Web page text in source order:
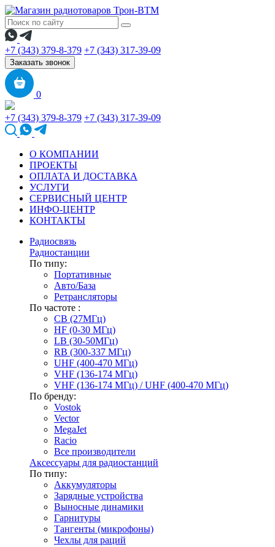
+7 (343) 379-8-379 +7 (343) 317-39-09
Заказать звонок
0
+7 (343) 379-8-379 +7 (343) 317-39-09
О КОМПАНИИ
ПРОЕКТЫ
ОПЛАТА И ДОСТАВКА
УСЛУГИ
СЕРВИСНЫЙ ЦЕНТР
ИНФО-ЦЕНТР
КОНТАКТЫ
Радиосвязь
Радиостанции
По типу:
Портативные
Авто/База
Ретрансляторы
По частоте :
CB (27МГц)
HF (0-30 МГц)
LB (30-50МГц)
RB (300-337 МГц)
UHF (400-470 МГц)
VHF (136-174 МГц)
VHF (136-174 МГц) / UHF (400-470 МГц)
По бренду:
Vostok
Vector
MegaJet
Racio
Все производители
Аксессуары для радиостанций
По типу:
Аккумуляторы
Зарядные устройства
Выносные динамики
Гарнитуры
Тангенты (микрофоны)
Чехлы для раций